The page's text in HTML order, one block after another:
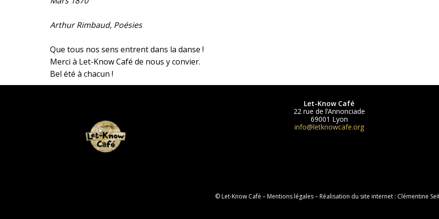
Arthur Rimbaud, Poésies
Que tous nos sens entrent dans la danse !
Merci à Let-Know Café de nous y convier.
Bel été à chacun !
Let-Know Café
22 rue de l’Annonciade
69001 Lyon
info@letknowcafe.org
© Let-Know Café –Mentions légales– Réalisation du site internet : Clémentine